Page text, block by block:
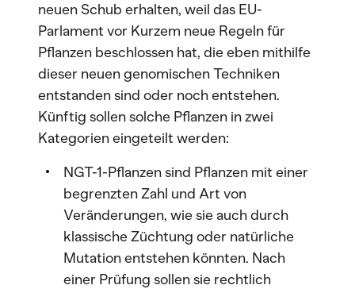
neuen Schub erhalten, weil das EU-
Parlament vor Kurzem neue Regeln für
Pflanzen beschlossen hat, die eben mithilfe
dieser neuen genomischen Techniken
entstanden sind oder noch entstehen.
Künftig sollen solche Pflanzen in zwei
Kategorien eingeteilt werden:
NGT-1-Pflanzen sind Pflanzen mit einer
begrenzten Zahl und Art von
Veränderungen, wie sie auch durch
klassische Züchtung oder natürliche
Mutation entstehen könnten. Nach
einer Prüfung sollen sie rechtlich